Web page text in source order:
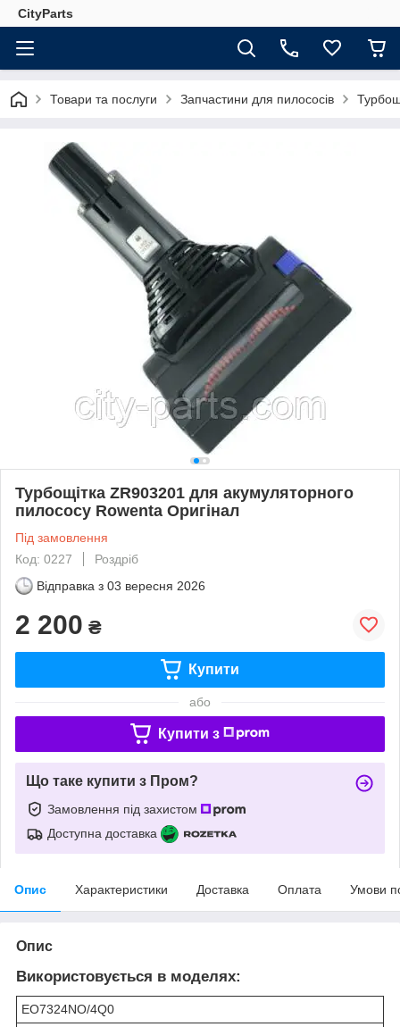
CityParts
Товари та послуги Запчастини для пилососів
Турбощітка ZR903201 для акумуляторного
пилососу Rowenta Оригінал
Під замовлення
Код: 0227
Роздріб
Відправка з 03 вересня 2026
2 200 ₴
Купити
або
Купити з
Що таке купити з Пром?
Замовлення під захистом
Доступна доставка
Опис Характеристики Доставка Оплата Умови
Опис
Використовується в моделях:
EO7324NO/4Q0